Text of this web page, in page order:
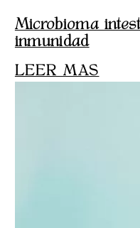
Microbioma
inmunidad
LEER MAS